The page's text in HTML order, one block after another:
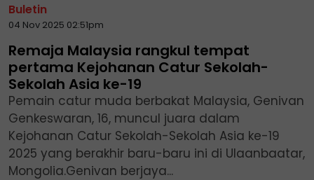
Buletin
04 Nov 2025 02:51pm
Remaja Malaysia rangkul tempat
pertama Kejohanan Catur Sekolah-
Sekolah Asia ke-19
Pemain catur muda berbakat Malaysia, Genivan
Genkeswaran, 16, muncul juara dalam
Kejohanan Catur Sekolah-Sekolah Asia ke-19
2025 yang berakhir baru-baru ini di Ulaanbaatar,
Mongolia.Genivan berjaya...